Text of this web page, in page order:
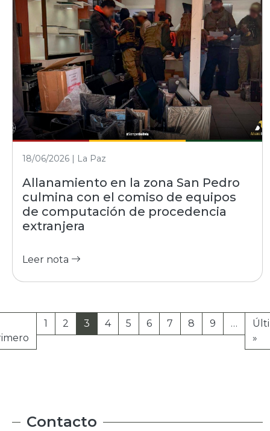
18/06/2026 | La Paz
Allanamiento en la zona San Pedro
culmina con el comiso de equipos
de computación de procedencia
extranjera
Leer nota
Paginación
anterior
Primera página
1 2 3 4 5 6 7 8 9 …
»
Contacto